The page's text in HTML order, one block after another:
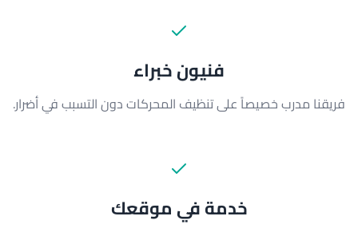
فنيون خبراء
فريقنا مدرب خصيصاً على تنظيف المحركات دون التسبب في أضرار.
خدمة في موقعك